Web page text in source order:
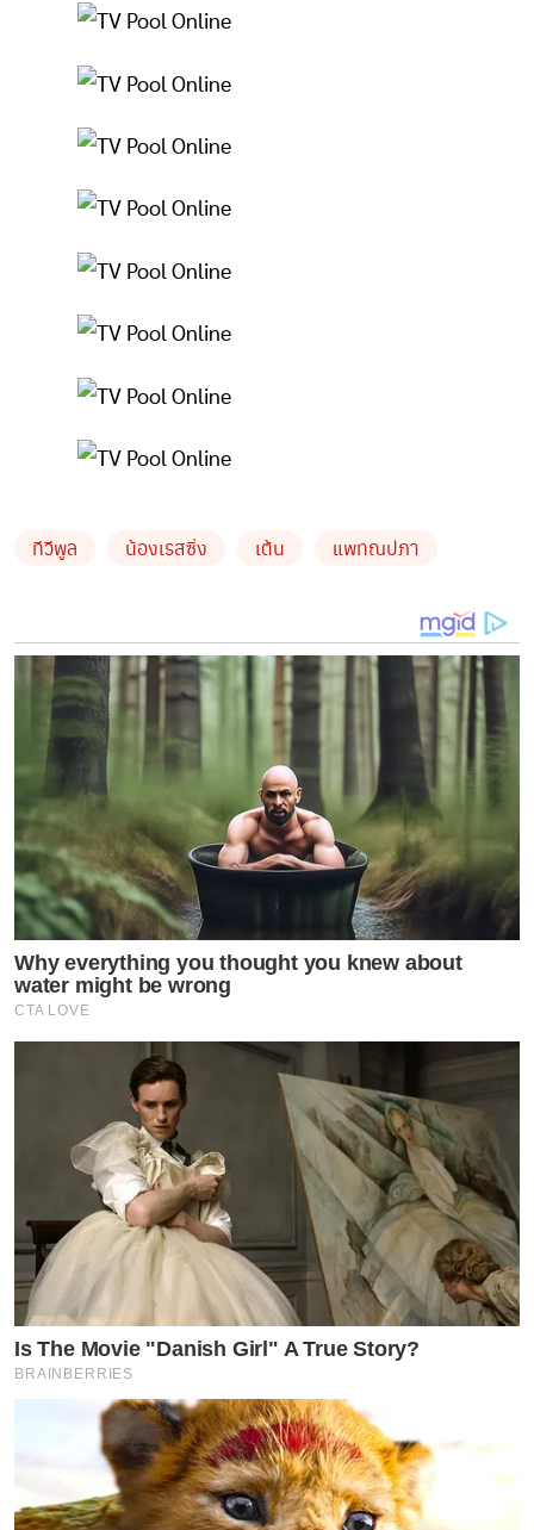
ทีวีพูล น้องเรสซิ่ง เต้น แพทณปภา
Why everything you thought you knew about
water might be wrong
CTA LOVE
Is The Movie "Danish Girl" A True Story?
BRAINBERRIES